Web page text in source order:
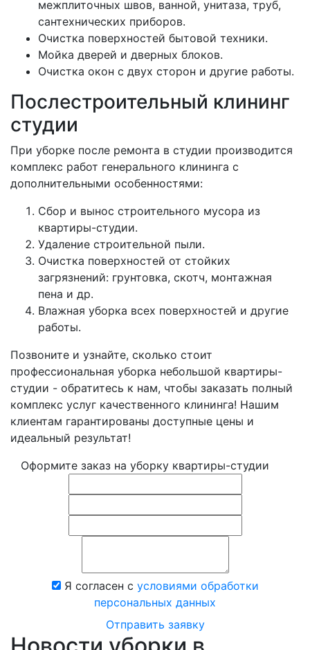
межплиточных швов, ванной, унитаза, труб,
сантехнических приборов.
Очистка поверхностей бытовой техники.
Мойка дверей и дверных блоков.
Очистка окон с двух сторон и другие работы.
Послестроительный клининг
студии
При уборке после ремонта в студии производится
комплекс работ генерального клининга с
дополнительными особенностями:
Сбор и вынос строительного мусора из
квартиры-студии.
Удаление строительной пыли.
Очистка поверхностей от стойких
загрязнений: грунтовка, скотч, монтажная
пена и др.
Влажная уборка всех поверхностей и другие
работы.
Позвоните и узнайте, сколько стоит
профессиональная уборка небольшой квартиры-
студии - обратитесь к нам, чтобы заказать полный
комплекс услуг качественного клининга! Нашим
клиентам гарантированы доступные цены и
идеальный результат!
Оформите заказ на уборку квартиры-студии
Я согласен с условиями обработки
персональных данных
Отправить заявку